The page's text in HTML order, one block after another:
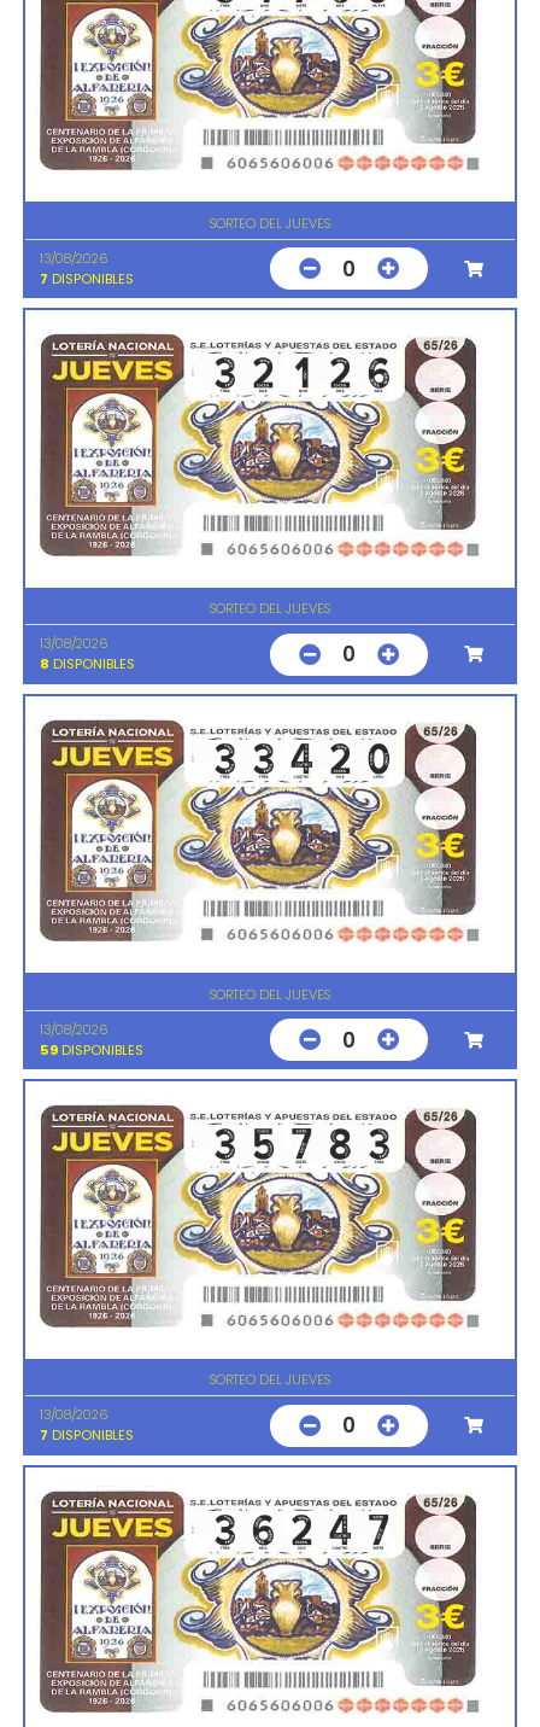
SORTEO DEL JUEVES
13/08/2026
7 DISPONIBLES 0
SORTEO DEL JUEVES
13/08/2026
8 DISPONIBLES 0
SORTEO DEL JUEVES
13/08/2026
59 DISPONIBLES 0
SORTEO DEL JUEVES
13/08/2026
7 DISPONIBLES 0